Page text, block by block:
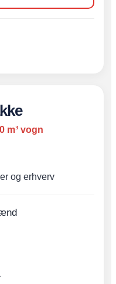
m³ vogn
og erhverv